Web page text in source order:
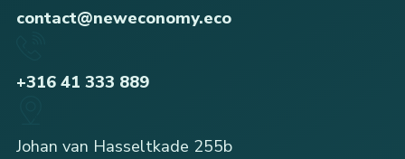
contact@neweconomy.eco
+316 41 333 889
Johan van Hasseltkade 255b